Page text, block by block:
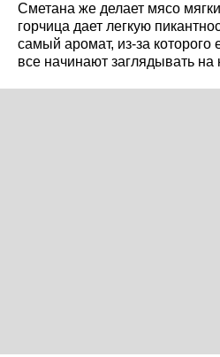
Сметана же делает мясо
горчица дает легкую
самый аромат, из-за
все начинают заглядывать на